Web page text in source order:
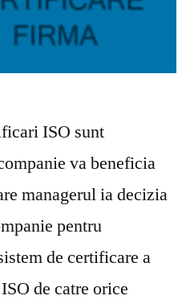
ISO sunt
va beneficia
managerul ia decizia
pentru
de certificare a
de catre orice